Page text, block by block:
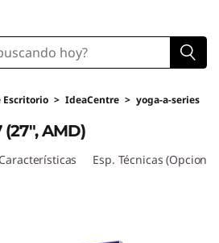
Escritorio > IdeaCentre > yoga-a-series
AMD)
Características Esp. Técnicas